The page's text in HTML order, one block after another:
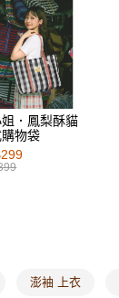
．鳳梨酥貓
物袋
澎袖 上衣